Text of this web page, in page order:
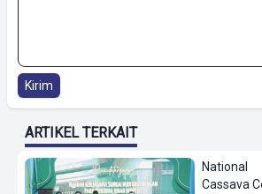
Kirim
ARTIKEL TERKAIT
National
Cassava